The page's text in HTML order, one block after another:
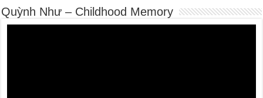
Quỳnh Như – Childhood Memory